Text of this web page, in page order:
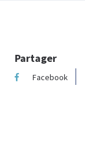
Partager
Facebook